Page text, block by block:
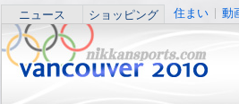
ニュース ショッピング 住まい 動